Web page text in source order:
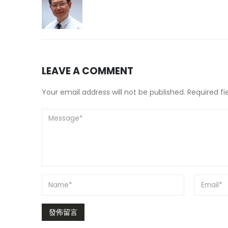
LEAVE A COMMENT
Your email address will not be published. Required